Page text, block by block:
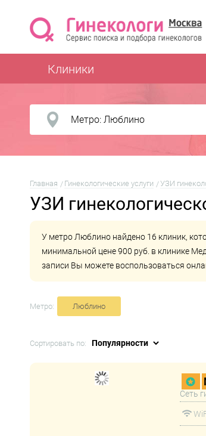
Клиники
Главная Гинекологические услуги УЗИ
УЗИ
У метро Люблино найдено 16 клиник,
минимальной цене 900 руб. в клинике
записи Вы можете воспользоваться
Метро: Люблино
Сортировать по:
Сеть